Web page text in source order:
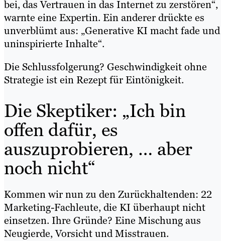
bei, das Vertrauen in das Internet zu zerstören“,
warnte eine Expertin. Ein anderer drückte es
unverblümt aus: „Generative KI macht fade und
uninspirierte Inhalte“.
Die Schlussfolgerung? Geschwindigkeit ohne
Strategie ist ein Rezept für Eintönigkeit.
Die Skeptiker: „Ich bin
offen dafür, es
auszuprobieren, … aber
noch nicht“
Kommen wir nun zu den Zurückhaltenden: 22
Marketing-Fachleute, die KI überhaupt nicht
einsetzen. Ihre Gründe? Eine Mischung aus
Neugierde, Vorsicht und Misstrauen.